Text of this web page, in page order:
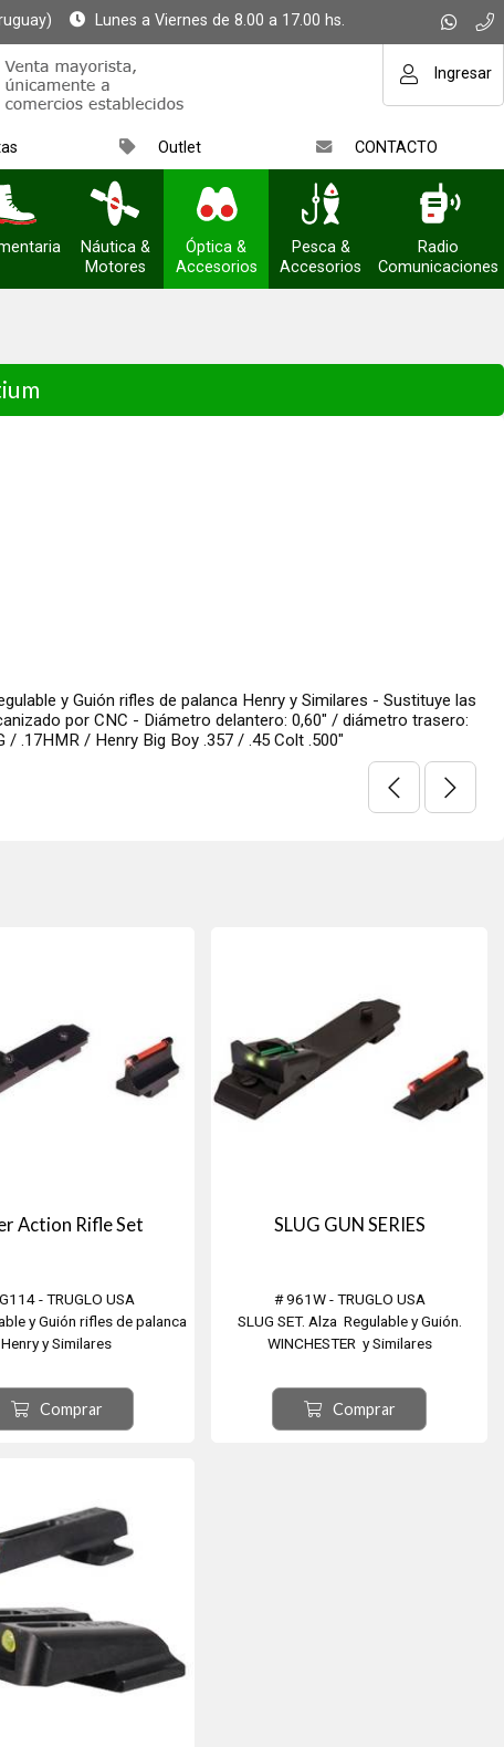
Lunes a Viernes de 8.00 a 17.00 hs.
Ingresar
Outlet CONTACTO
Náutica &
Motores
Óptica &
Accesorios
Pesca &
Accesorios
Radio
Comunicaciones
y Guión rifles de palanca Henry y Similares - Sustituye las
por CNC - Diámetro delantero: 0,60" / diámetro trasero:
/ .17HMR / Henry Big Boy .357 / .45 Colt .500"
Action Rifle Set
- TRUGLO USA
y Guión rifles de palanca
Henry y Similares
fábrica
por CNC
delantero: 0,60" / diámetro
Boy .22MAG / .17HMR /
Comprar
SLUG GUN SERIES
# 961W - TRUGLO USA
SLUG SET. Alza Regulable y Guión.
WINCHESTER y Similares
Comprar